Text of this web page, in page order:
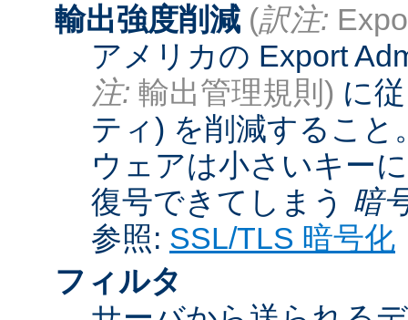
輸出強度削減 (訳注:
アメリカの Export
注: 輸出管理規則) に
ティ) を削減すること
ウェアは小さいキー
復号できてしまう 暗
参照: SSL/TLS 暗号化
フィルタ